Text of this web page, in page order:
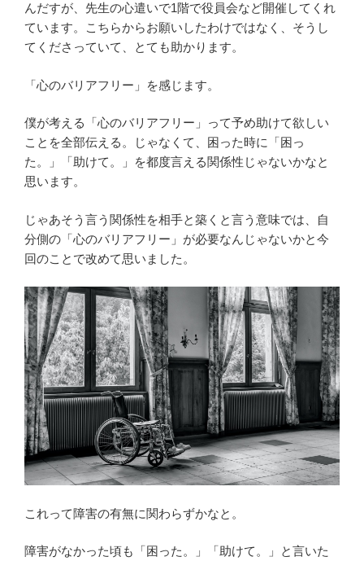
んだすが、先生の心遣いで1階で役員会など開催してくれ
ています。こちらからお願いしたわけではなく、そうし
てくださっていて、とても助かります。
「心のバリアフリー」を感じます。
僕が考える「心のバリアフリー」って予め助けて欲しい
ことを全部伝える。じゃなくて、困った時に「困っ
た。」「助けて。」を都度言える関係性じゃないかなと
思います。
じゃあそう言う関係性を相手と築くと言う意味では、自
分側の「心のバリアフリー」が必要なんじゃないかと今
回のことで改めて思いました。
これって障害の有無に関わらずかなと。
障害がなかった頃も「困った。」「助けて。」と言いた